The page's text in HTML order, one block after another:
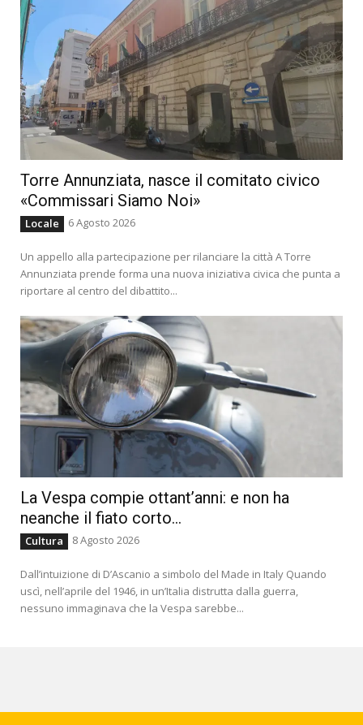
Torre Annunziata, nasce il comitato civico
«Commissari Siamo Noi»
Locale 6 Agosto 2026
Un appello alla partecipazione per rilanciare la città A Torre
Annunziata prende forma una nuova iniziativa civica che punta a
riportare al centro del dibattito...
La Vespa compie ottant’anni: e non ha
neanche il fiato corto…
Cultura 8 Agosto 2026
Dall’intuizione di D’Ascanio a simbolo del Made in Italy Quando
uscì, nell’aprile del 1946, in un’Italia distrutta dalla guerra,
nessuno immaginava che la Vespa sarebbe...